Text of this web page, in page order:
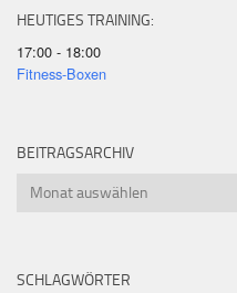
HEUTIGES TRAINING:
17:00 - 18:00
Fitness-Boxen
BEITRAGSARCHIV
Beitragsarchiv
SCHLAGWÖRTER